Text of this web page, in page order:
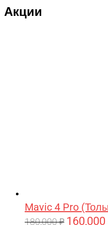
Акции
Mavic 4 Pro
180,000₽ 160,000